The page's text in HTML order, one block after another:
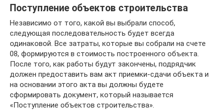
Поступление объектов строительства
Независимо от того, какой вы выбрали способ,
следующая последовательность будет всегда
одинаковой. Все затраты, которые вы собрали на счете
08, формируются в стоимость построенного объекта.
После того, как работы будут закончены, подрядчик
должен предоставить вам акт приемки-сдачи объекта и
на основании этого акта вы должны будете
сформировать документ, который называется
«Поступление объектов строительства».